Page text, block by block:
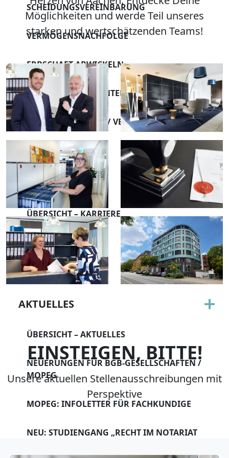
SCHEIDUNGSVEREINBARUNG
VERMÖGENSNACHFOLGE
ERBSCHAFT ABWICKELN
VORSORGE & PATIENTENVERFÜGUNG
ASSET PROTECTION / VERMÖGENSSSCHUTZ
FORMULARE
KARRIERE
ÜBERSICHT – KARRIERE
EINSTEIGEN, BITTE!
DIGITAL
AKTUELLES
ÜBERSICHT – AKTUELLES
NEUERUNGEN FÜR BGB-GESELLSCHAFTEN /
MOPEG
MOPEG: INFOLETTER FÜR FACHKUNDIGE
NEU: STUDIENGANG „RECHT IM NOTARIAT
Möglichkeiten und werde Teil unseres
starken und wertschätzenden Teams!
EINSTEIGEN, BITTE!
Unsere aktuellen Stellenausschreibungen mit
Perspektive